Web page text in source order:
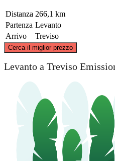
Distanza 266,1 km
Partenza Levanto
Arrivo
Treviso
Cerca il miglior prezzo
Levanto a Treviso